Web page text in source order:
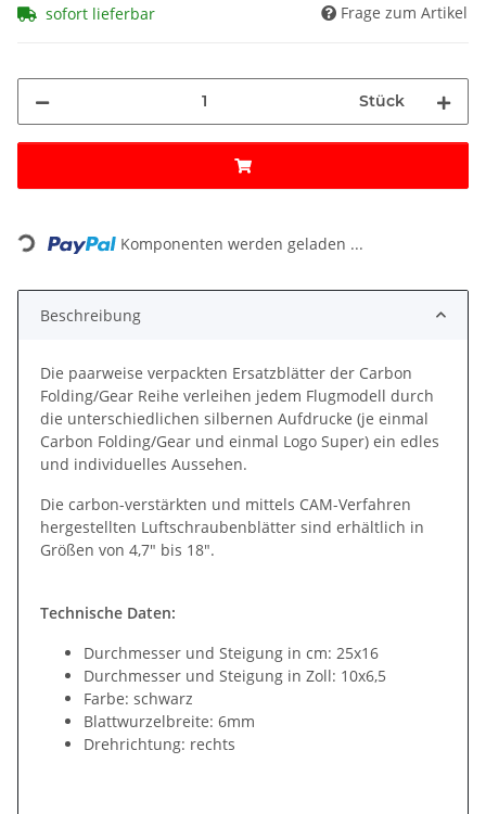
sofort lieferbar Frage zum Artikel
Stück
Loading... Komponenten werden geladen ...
Beschreibung
Die paarweise verpackten Ersatzblätter der Carbon
Folding/Gear Reihe verleihen jedem Flugmodell durch
die unterschiedlichen silbernen Aufdrucke (je einmal
Carbon Folding/Gear und einmal Logo Super) ein edles
und individuelles Aussehen.
Die carbon-verstärkten und mittels CAM-Verfahren
hergestellten Luftschraubenblätter sind erhältlich in
Größen von 4,7" bis 18".
Technische Daten:
Durchmesser und Steigung in cm: 25x16
Durchmesser und Steigung in Zoll: 10x6,5
Farbe: schwarz
Blattwurzelbreite: 6mm
Drehrichtung: rechts